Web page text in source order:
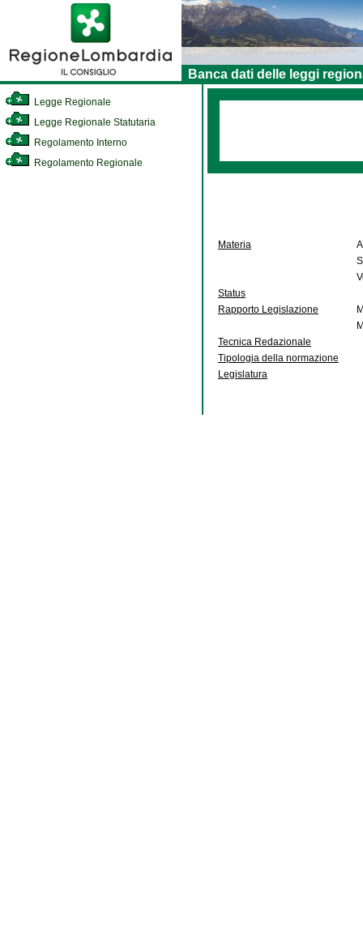
Banca dati delle leggi
Legge Regionale
Legge Regionale Statutaria
Regolamento Interno
Regolamento Regionale
Materia
Status
Rapporto Legislazione
Tecnica Redazionale
Tipologia della normazione
Legislatura